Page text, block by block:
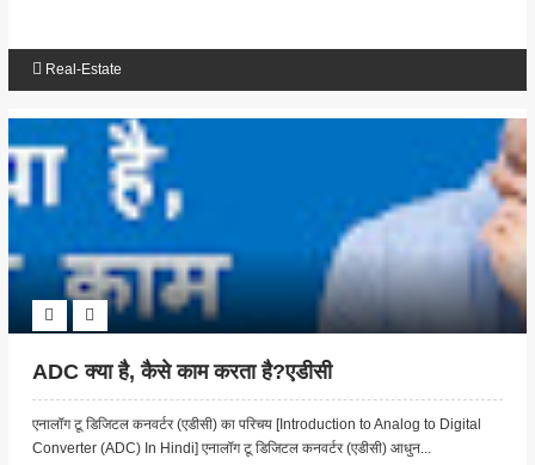
Real-Estate
ADC क्या है, कैसे काम करता है?एडीसी
एनालॉग टू डिजिटल कनवर्टर (एडीसी) का परिचय [Introduction to Analog to Digital
Converter (ADC) In Hindi] एनालॉग टू डिजिटल कनवर्टर (एडीसी) आधुन...